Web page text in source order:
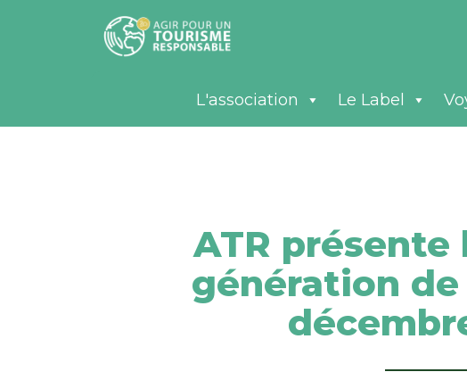
L'association Le Label
ATR présente
génération de